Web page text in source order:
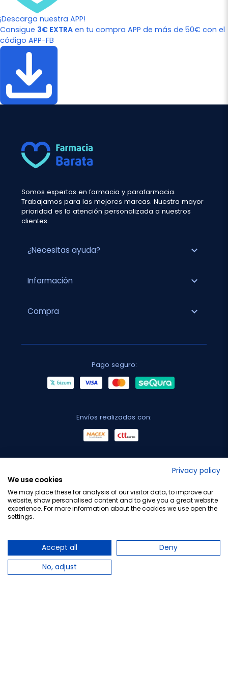
¡Descarga nuestra APP!
Consigue 3€ EXTRA en tu compra APP de más de 50€ con el
código APP-FB
Somos expertos en farmacia y parafarmacia.
Trabajamos para las mejores marcas. Nuestra mayor
prioridad es la atención personalizada a nuestros
clientes.
¿Necesitas ayuda? expand_more
Información expand_more
Compra expand_more
Pago seguro:
Envíos realizados con:
Privacy policy
We use cookies
We may place these for analysis of our visitor data, to improve our
website, show personalised content and to give you a great website
experience. For more information about the cookies we use open the
settings.
Accept all
Deny
No, adjust